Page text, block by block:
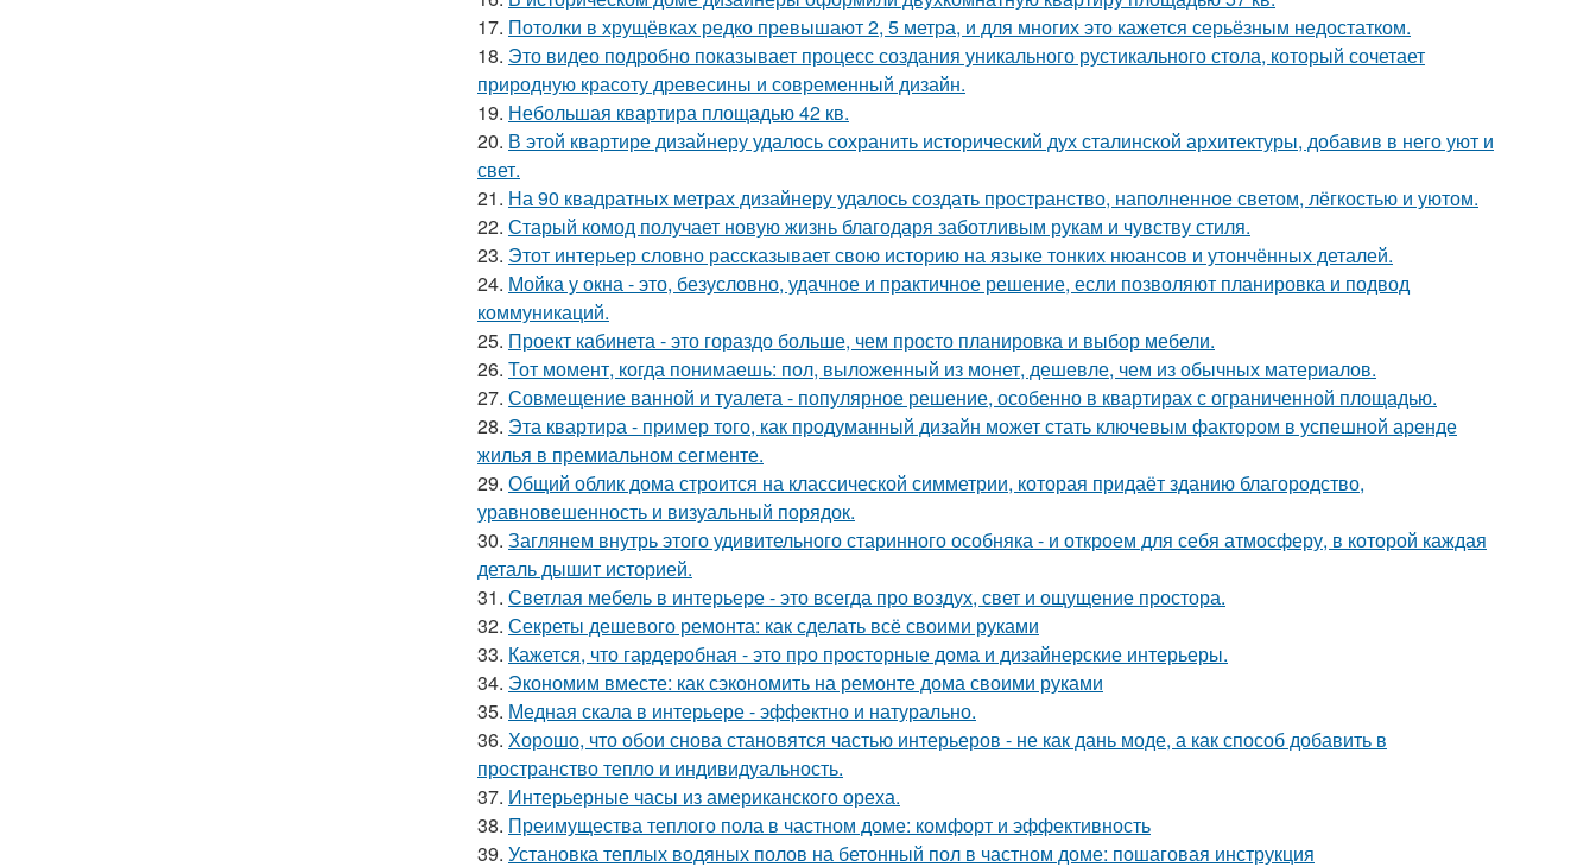
17. Потолки в хрущёвках редко превышают 2, 5 метра, и для многих это кажется серьёзным недостатком.
18. Это видео подробно показывает процесс создания уникального рустикального стола, который сочетает
природную красоту древесины и современный дизайн.
19. Небольшая квартира площадью 42 кв.
20. В этой квартире дизайнеру удалось сохранить исторический дух сталинской архитектуры, добавив в него уют и
свет.
21. На 90 квадратных метрах дизайнеру удалось создать пространство, наполненное светом, лёгкостью и уютом.
22. Старый комод получает новую жизнь благодаря заботливым рукам и чувству стиля.
23. Этот интерьер словно рассказывает свою историю на языке тонких нюансов и утончённых деталей.
24. Мойка у окна - это, безусловно, удачное и практичное решение, если позволяют планировка и подвод
коммуникаций.
25. Проект кабинета - это гораздо больше, чем просто планировка и выбор мебели.
26. Тот момент, когда понимаешь: пол, выложенный из монет, дешевле, чем из обычных материалов.
27. Совмещение ванной и туалета - популярное решение, особенно в квартирах с ограниченной площадью.
28. Эта квартира - пример того, как продуманный дизайн может стать ключевым фактором в успешной аренде
жилья в премиальном сегменте.
29. Общий облик дома строится на классической симметрии, которая придаёт зданию благородство,
уравновешенность и визуальный порядок.
30. Заглянем внутрь этого удивительного старинного особняка - и откроем для себя атмосферу, в которой каждая
деталь дышит историей.
31. Светлая мебель в интерьере - это всегда про воздух, свет и ощущение простора.
32. Секреты дешевого ремонта: как сделать всё своими руками
33. Кажется, что гардеробная - это про просторные дома и дизайнерские интерьеры.
34. Экономим вместе: как сэкономить на ремонте дома своими руками
35. Медная скала в интерьере - эффектно и натурально.
36. Хорошо, что обои снова становятся частью интерьеров - не как дань моде, а как способ добавить в
пространство тепло и индивидуальность.
37. Интерьерные часы из американского ореха.
38. Преимущества теплого пола в частном доме: комфорт и эффективность
39. Установка теплых водяных полов на бетонный пол в частном доме: пошаговая инструкция